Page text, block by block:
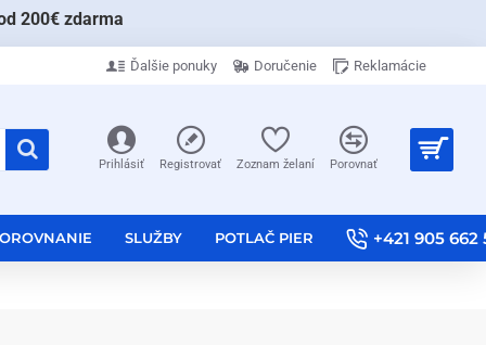
200€ zdarma
Ďalšie ponuky Doručenie Reklamácie
Prihlásiť Registrovať Zoznam želaní Porovnať
SLUŽBY POTLAČ PIER +421 905 662